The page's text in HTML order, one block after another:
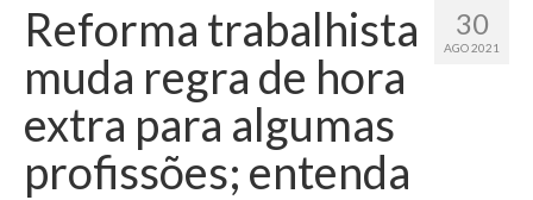
30
AGO 2021
Reforma trabalhista
muda regra de hora
extra para algumas
profissões; entenda